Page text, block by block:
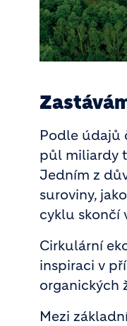
Podle údajů
půl miliardy
Jedním z
suroviny,
cyklu skončí
Cirkulární
inspiraci v
organických
Mezi